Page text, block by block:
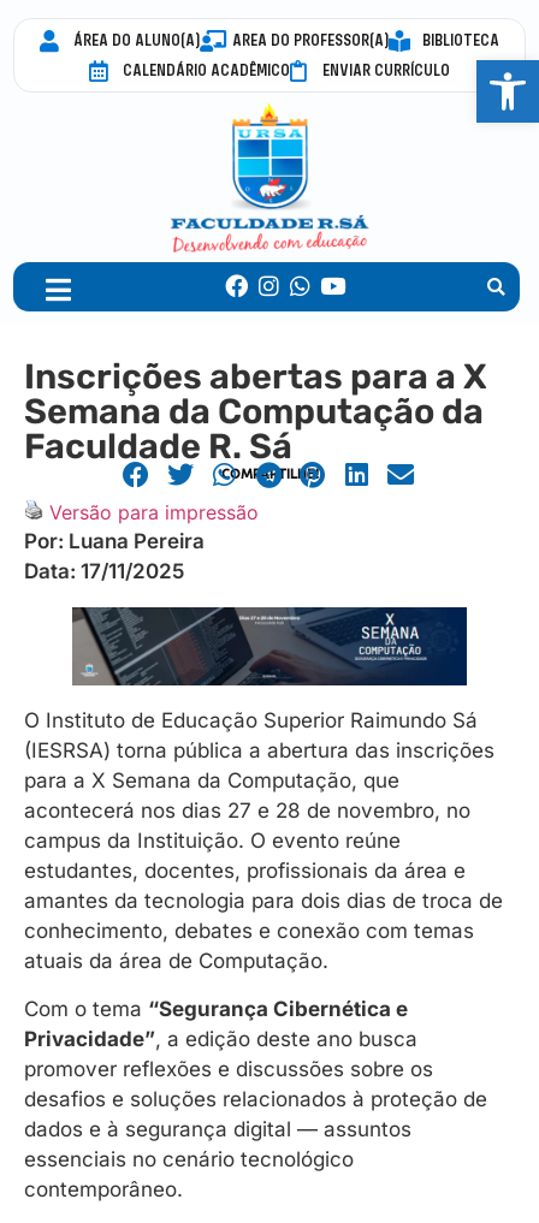
ÁREA DO ALUNO(A) AREA DO PROFESSOR(A)
BIBLIOTECA
CALENDÁRIO ACADÊMICO
ENVIAR CURRÍCULO
Inscrições abertas para a X
Semana da Computação da
Faculdade R. Sá
COMPARTILHE!
Versão para impressão
Por: Luana Pereira
Data: 17/11/2025
O Instituto de Educação Superior Raimundo Sá
(IESRSA) torna pública a abertura das inscrições
para a X Semana da Computação, que
acontecerá nos dias 27 e 28 de novembro, no
campus da Instituição. O evento reúne
estudantes, docentes, profissionais da área e
amantes da tecnologia para dois dias de troca de
conhecimento, debates e conexão com temas
atuais da área de Computação.
Com o tema “Segurança Cibernética e
Privacidade”, a edição deste ano busca
promover reflexões e discussões sobre os
desafios e soluções relacionados à proteção de
dados e à segurança digital — assuntos
essenciais no cenário tecnológico
contemporâneo.
Abrir